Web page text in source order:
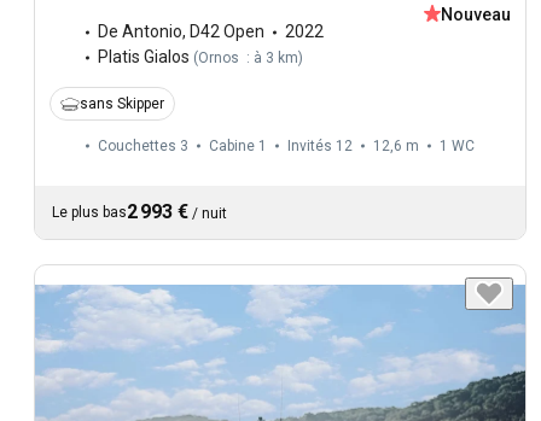
De Antonio, D42 Open
2022
Platis Gialos (Ornos : à 3 km)
Nouveau
sans Skipper
Couchettes 3 Cabine 1 Invités 12 12,6 m 1 WC
Le plus bas2 993 € / nuit